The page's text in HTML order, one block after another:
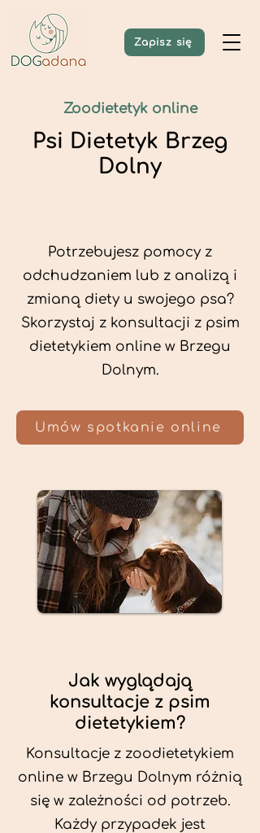
Zapisz się
Zoodietetyk online
Psi Dietetyk Brzeg
Dolny
Potrzebujesz pomocy z
odchudzaniem lub z analizą i
zmianą diety u swojego psa?
Skorzystaj z konsultacji z psim
dietetykiem online w Brzegu
Dolnym.
Umów spotkanie online
Jak wyglądają
konsultacje z psim
dietetykiem?
Konsultacje z zoodietetykiem
online w Brzegu Dolnym różnią
się w zależności od potrzeb.
Każdy przypadek jest